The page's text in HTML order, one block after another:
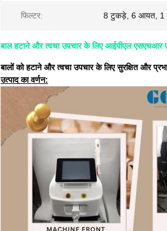
फिल्टर: 8 टुकड़े, 6 आयत, 1
बाल हटाने और त्वचा उपचार के लिए आईपीएल एसएचआर
बालों को हटाने और त्वचा उपचार के लिए सुरक्षित और
उत्पाद का वर्णन: